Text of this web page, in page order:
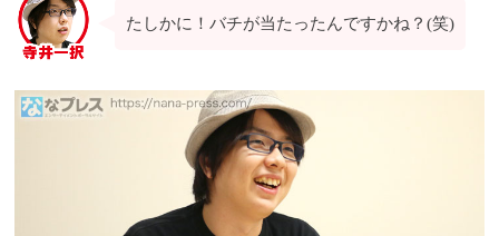
たしかに！バチが当たったんですかね？(笑)